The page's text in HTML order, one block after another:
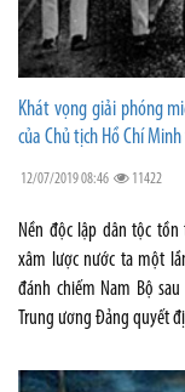
Khát vọng giải phóng
của Chủ tịch Hồ Chí
12/07/2019 08:46 11422
Nền độc lập dân tộc
xâm lược nước ta một
đánh chiếm Nam Bộ
Trung ương Đảng quyết